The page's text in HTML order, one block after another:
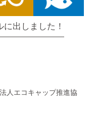
出しました！
人エコキャップ推進協